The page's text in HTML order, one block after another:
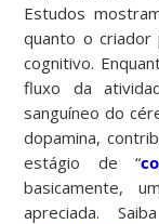
Estudos
quanto o criador
cognitivo.
fluxo da
sanguíneo do
dopamina,
estágio de “
basicamente,
apreciada.